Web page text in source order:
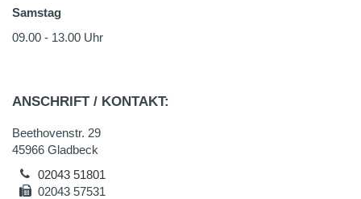
Samstag
09.00 - 13.00 Uhr
ANSCHRIFT / KONTAKT:
Beethovenstr. 29
45966 Gladbeck
02043 51801
02043 57531